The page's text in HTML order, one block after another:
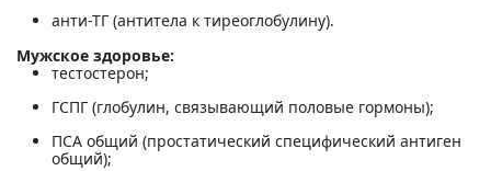
анти-ТГ (антитела к тиреоглобулину).
Мужское здоровье:
тестостерон;
ГСПГ (глобулин, связывающий половые гормоны);
ПСА общий (простатический специфический антиген
общий);